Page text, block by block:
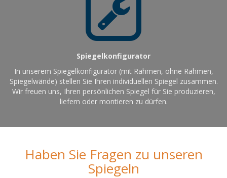
Spiegelkonfigurator
In unserem Spiegelkonfigurator (mit Rahmen, ohne Rahmen,
Spiegelwände) stellen Sie Ihren individuellen Spiegel zusammen.
Wir freuen uns, Ihren persönlichen Spiegel für Sie produzieren,
liefern oder montieren zu dürfen.
Haben Sie Fragen zu unseren
Spiegeln